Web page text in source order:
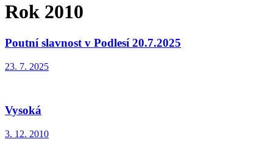
Rok 2010
Poutní slavnost v Podlesí 20.7.2025
23. 7. 2025
Vysoká
3. 12. 2010